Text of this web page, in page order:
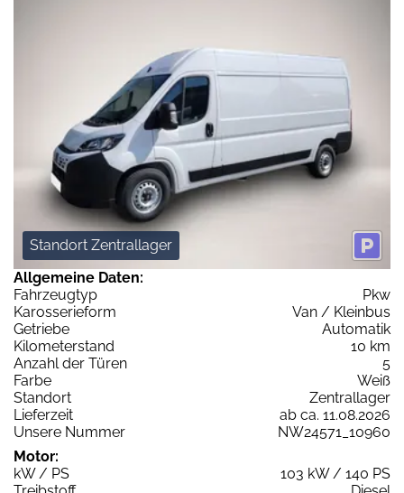
Standort Zentrallager
Allgemeine Daten:
Fahrzeugtyp
Pkw
Karosserieform
Van / Kleinbus
Getriebe
Automatik
Kilometerstand
10 km
Anzahl der Türen
5
Farbe
Weiß
Standort
Zentrallager
Lieferzeit
ab ca. 11.08.2026
Unsere Nummer
NW24571_10960
Motor:
kW / PS
103 kW / 140 PS